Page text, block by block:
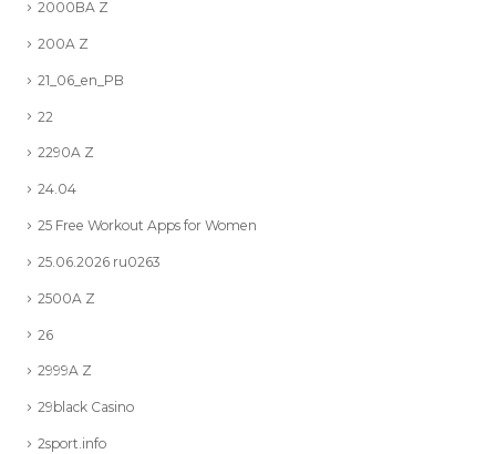
2000BA Z
200A Z
21_06_en_PB
22
2290A Z
24.04
25 Free Workout Apps for Women
25.06.2026 ru0263
2500A Z
26
2999A Z
29black Casino
2sport.info